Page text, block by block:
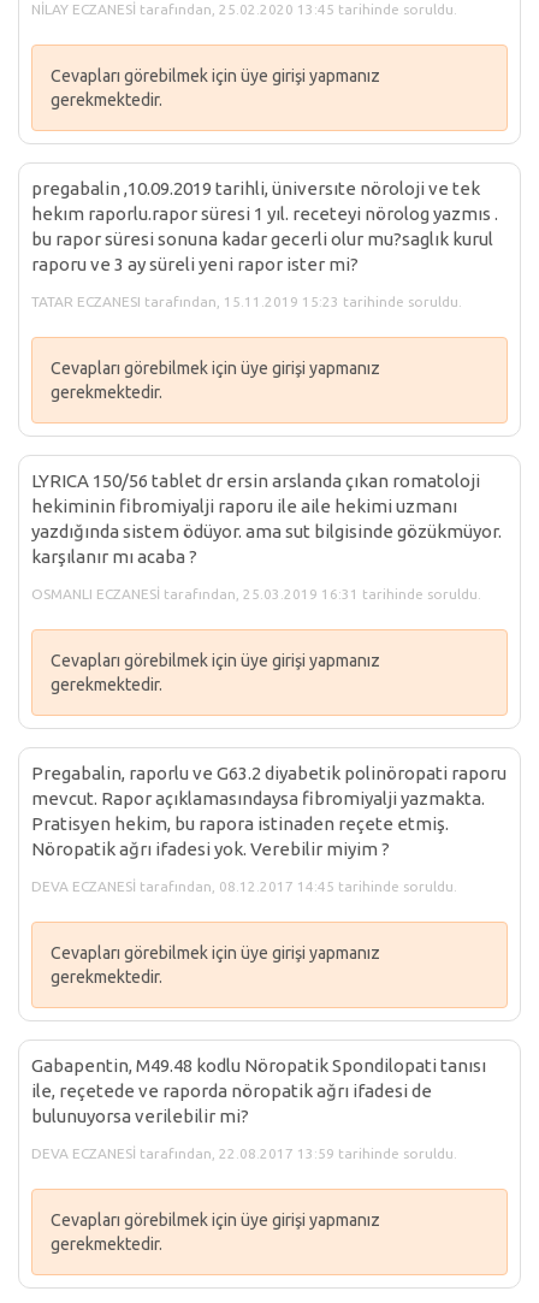
NİLAY ECZANESİ tarafından, 25.02.2020 13:45 tarihinde soruldu.
Cevapları görebilmek için üye girişi yapmanız
gerekmektedir.
pregabalin ,10.09.2019 tarihli, üniversıte nöroloji ve tek
hekım raporlu.rapor süresi 1 yıl. receteyi nörolog yazmıs .
bu rapor süresi sonuna kadar gecerli olur mu?saglık kurul
raporu ve 3 ay süreli yeni rapor ister mi?
TATAR ECZANESI tarafından, 15.11.2019 15:23 tarihinde soruldu.
Cevapları görebilmek için üye girişi yapmanız
gerekmektedir.
LYRICA 150/56 tablet dr ersin arslanda çıkan romatoloji
hekiminin fibromiyalji raporu ile aile hekimi uzmanı
yazdığında sistem ödüyor. ama sut bilgisinde gözükmüyor.
karşılanır mı acaba ?
OSMANLI ECZANESİ tarafından, 25.03.2019 16:31 tarihinde soruldu.
Cevapları görebilmek için üye girişi yapmanız
gerekmektedir.
Pregabalin, raporlu ve G63.2 diyabetik polinöropati raporu
mevcut. Rapor açıklamasındaysa fibromiyalji yazmakta.
Pratisyen hekim, bu rapora istinaden reçete etmiş.
Nöropatik ağrı ifadesi yok. Verebilir miyim ?
DEVA ECZANESİ tarafından, 08.12.2017 14:45 tarihinde soruldu.
Cevapları görebilmek için üye girişi yapmanız
gerekmektedir.
Gabapentin, M49.48 kodlu Nöropatik Spondilopati tanısı
ile, reçetede ve raporda nöropatik ağrı ifadesi de
bulunuyorsa verilebilir mi?
DEVA ECZANESİ tarafından, 22.08.2017 13:59 tarihinde soruldu.
Cevapları görebilmek için üye girişi yapmanız
gerekmektedir.